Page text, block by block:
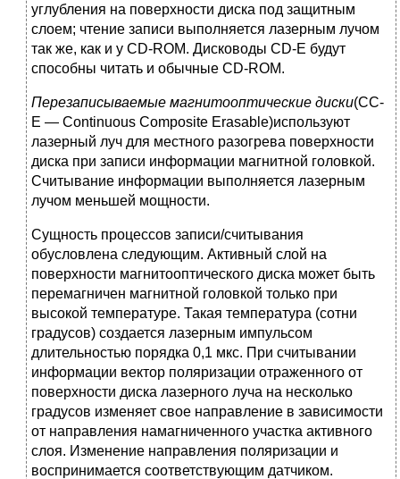
углубления на поверхности диска под защитным
слоем; чтение записи выполняется лазерным лучом
так же, как и у CD-ROM. Дисководы CD-E будут
способны читать и обычные CD-ROM.
Перезаписываемые магнитооптические диски(СС-
Е — Continuous Composite Eras­able)используют
лазерный луч для местного разогрева поверхности
диска при записи ин­формации магнитной головкой.
Считывание информации выполняется лазерным
лучом меньшей мощности.
Сущность процессов записи/считывания
обусловлена следующим. Активный слой на
поверхности магнитооптического диска может быть
перемагничен магнитной головкой только при
высокой температуре. Такая температура (сотни
градусов) создается лазерным импульсом
длительностью порядка 0,1 мкс. При считывании
информации вектор поляриза­ции отраженного от
поверхности диска лазерного луча на несколько
градусов изменяет свое направление в зависимости
от направления намагниченного участка активного
слоя. Изме­нение направления поляризации и
воспринимается соответствующим датчиком.